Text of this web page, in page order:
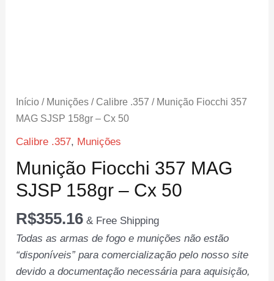
Início / Munições / Calibre .357 / Munição Fiocchi 357
MAG SJSP 158gr – Cx 50
Calibre .357, Munições
Munição Fiocchi 357 MAG
SJSP 158gr – Cx 50
R$355.16 & Free Shipping
Todas as armas de fogo e munições não estão
“disponíveis” para comercialização pelo nosso site
devido a documentação necessária para aquisição,